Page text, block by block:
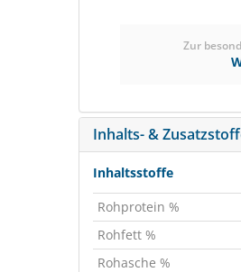
Zur
Inhalts- &
Inhaltsstoffe
Rohprotein %
Rohfett %
Rohasche %